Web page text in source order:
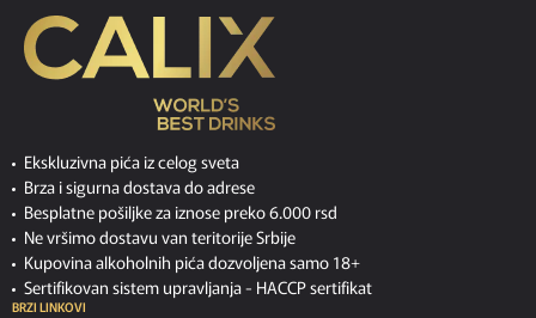
Ekskluzivna pića iz celog sveta
Brza i sigurna dostava do adrese
Besplatne pošiljke za iznose preko 6.000 rsd
Ne vršimo dostavu van teritorije Srbije
Kupovina alkoholnih pića dozvoljena samo 18+
Sertifikovan sistem upravljanja - HACCP sertifikat
BRZI LINKOVI